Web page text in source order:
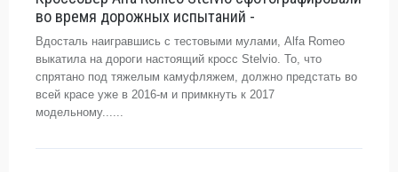
во время дорожных испытаний -
Вдосталь наигравшись с тестовыми мулами, Alfa Romeo
выкатила на дороги настоящий кросс Stelvio. То, что
спрятано под тяжелым камуфляжем, должно предстать во
всей красе уже в 2016-м и примкнуть к 2017
модельному......